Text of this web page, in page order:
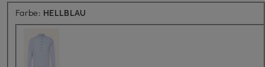
Farbe: HELLBLAU